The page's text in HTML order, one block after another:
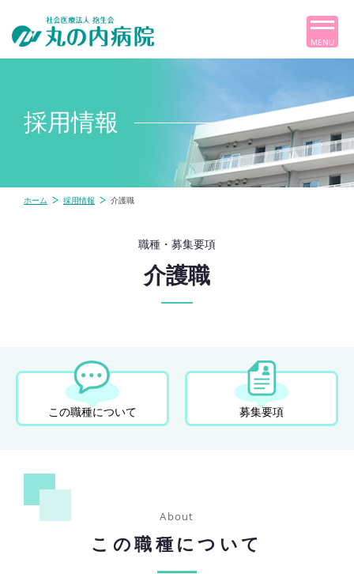
MENU
採用情報
ホーム 採用情報 介護職
職種・募集要項
介護職
この職種について 募集要項
この職種について